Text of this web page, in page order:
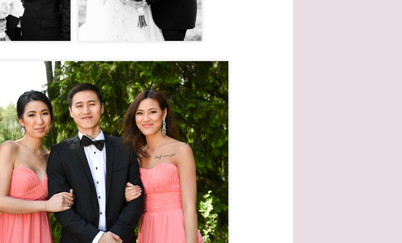
- höstbröllop när det är som bäst!
med sjöutsikt. Och vi vaknade till strålande sol och klarblå
färgglada eklöv visade upp höstfärgerna på bästa sätt! Så mycket
visa ett litet urval som beskriver dagen men jag vill bara
att bröllopen kommit igång igen. Det är verkligen en ynnest
stunder så här. Och det är ju extra fint att vi får
personer anförtror oss att föreviga dagen i bilder som
åt. Så tack Helena och Martin för att vi fick dela den här
varmt lycka till i framtiden!